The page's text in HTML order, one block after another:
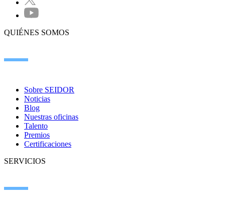
QUIÉNES SOMOS
Sobre SEIDOR
Noticias
Blog
Nuestras oficinas
Talento
Premios
Certificaciones
SERVICIOS